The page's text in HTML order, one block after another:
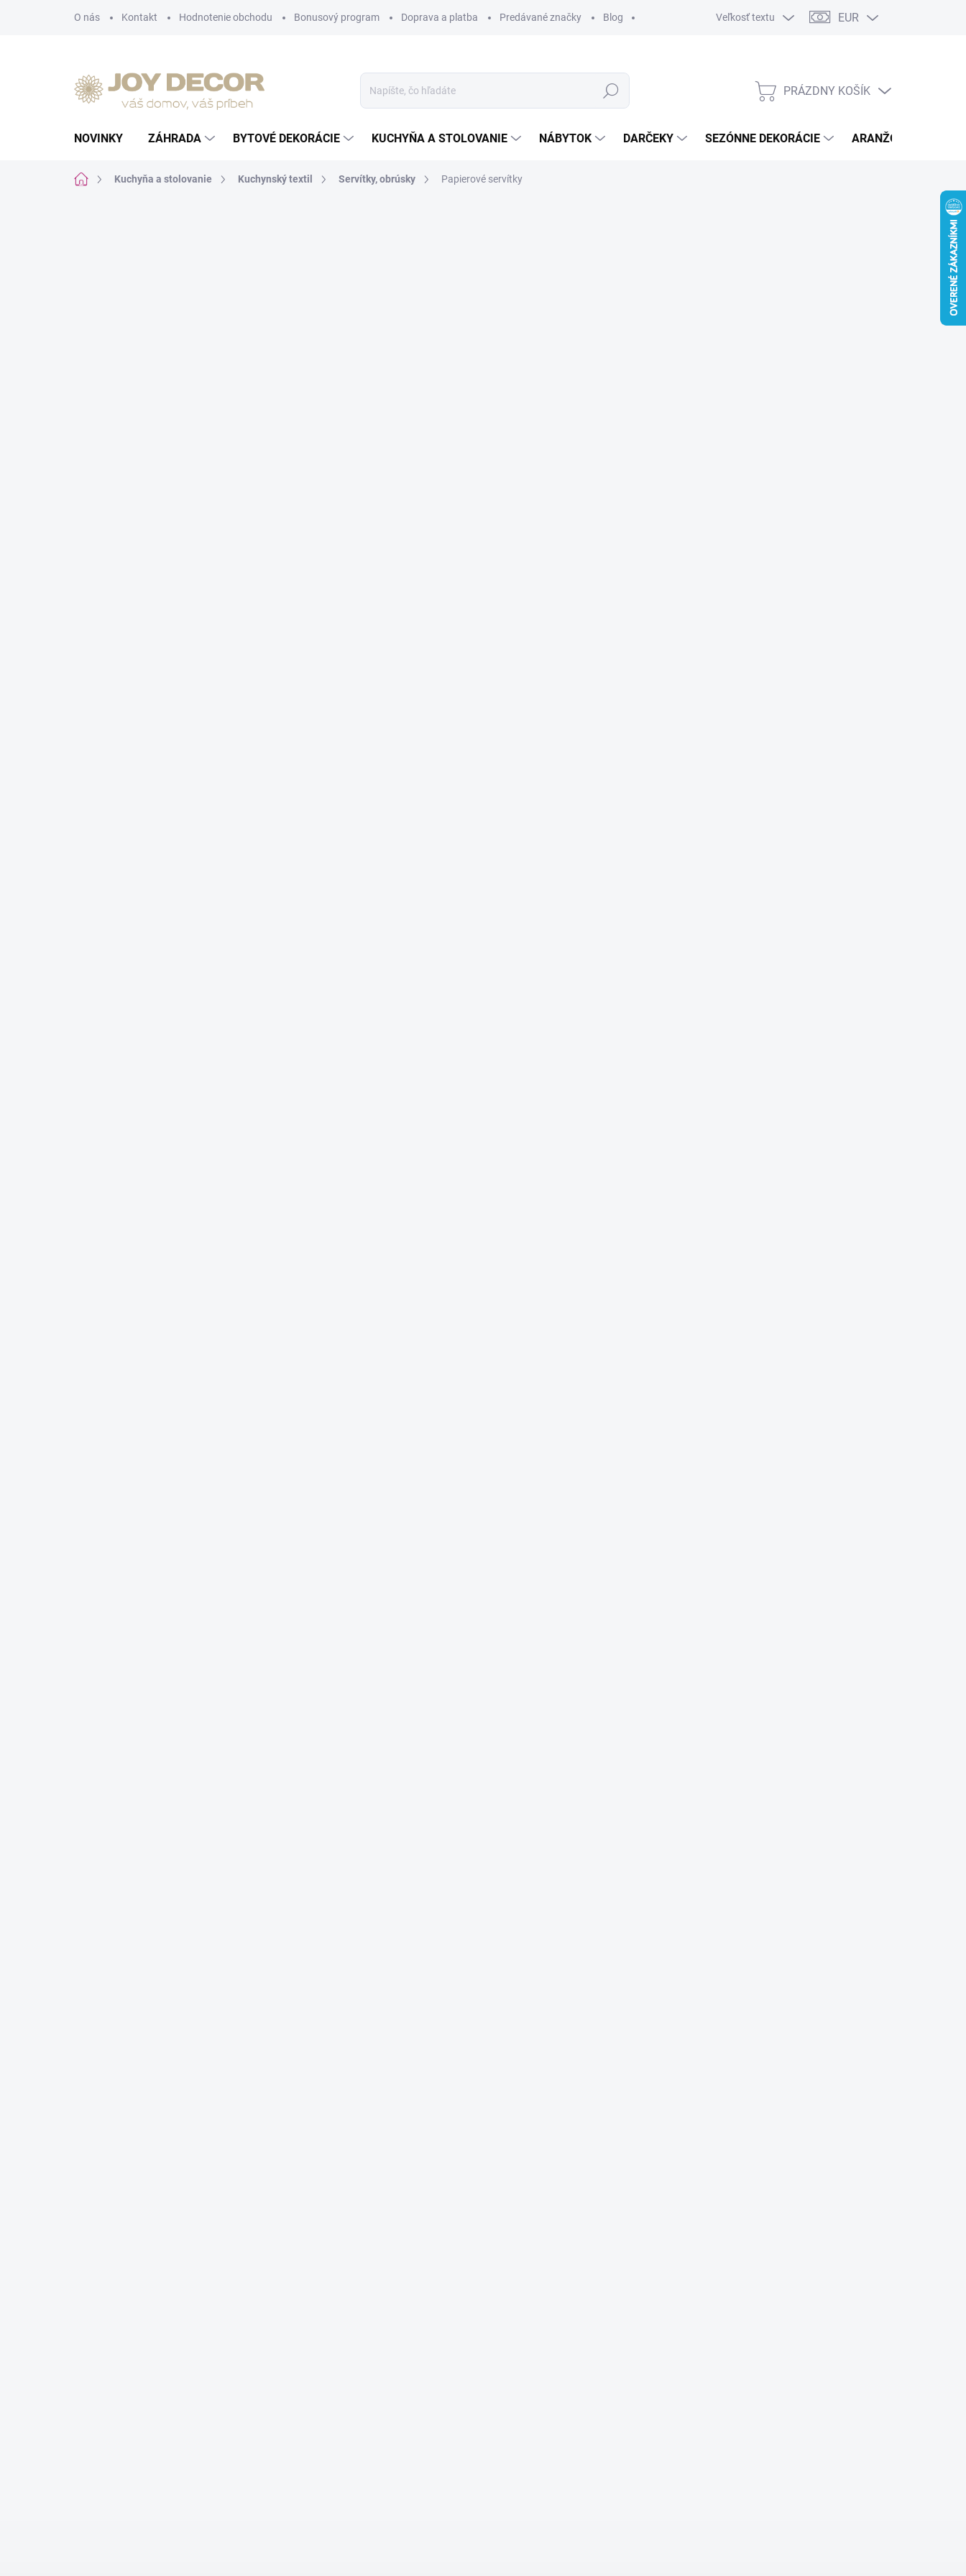
O nás Kontakt Hodnotenie obchodu Bonusový program Doprava a platba Predávané značky Blog Veľkosť textu EUR
Hľadať
NÁKUPNÝ
PRÁZDNY KOŠÍK
NOVINKY ZÁHRADA BYTOVÉ DEKORÁCIE KUCHYŇA A STOLOVANIE NÁBYTOK DARČEKY SEZÓNNE DEKORÁCIE ARANŽOVACÍ
DomovKuchyňa a stolovanie Kuchynský textil Servítky, obrúsky Papierové servítky